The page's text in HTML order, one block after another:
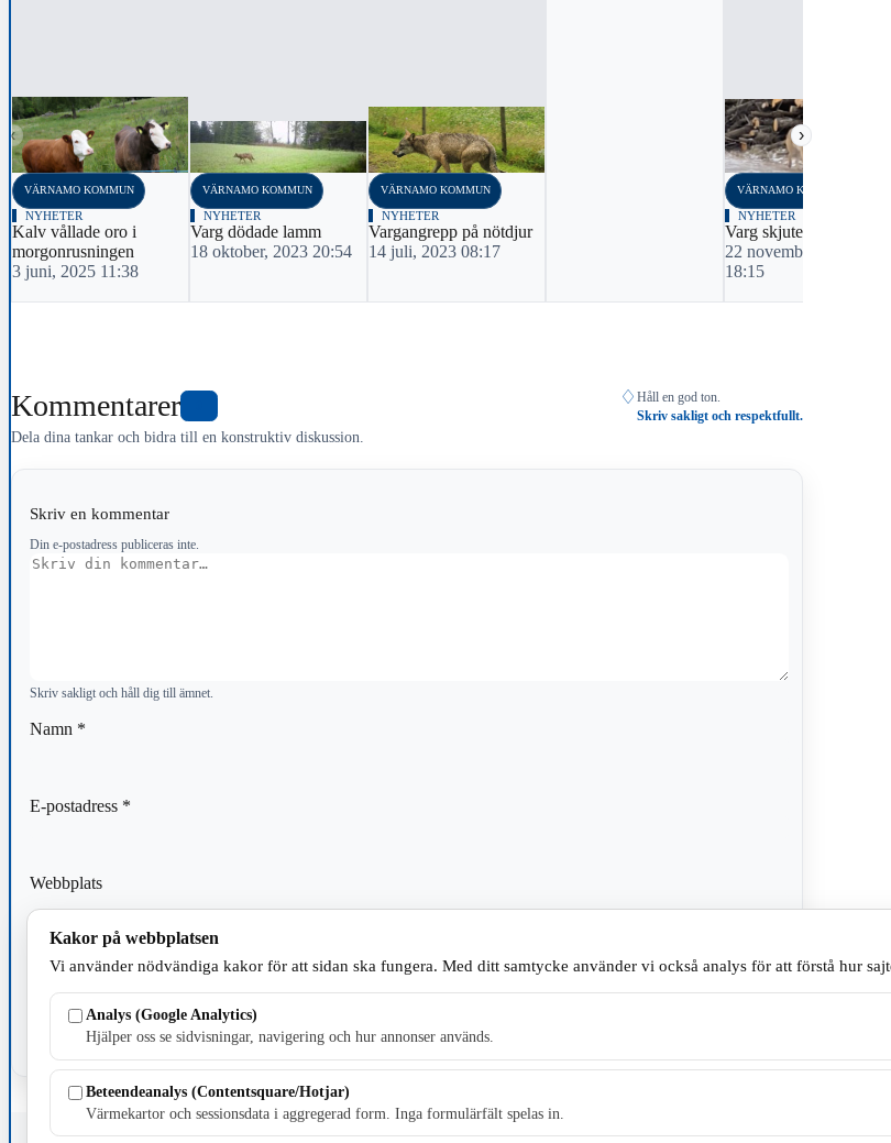
‹ ›
VÄRNAMO KOMMUN
NYHETER
Kalv vållade oro i
morgonrusningen
3 juni, 2025 11:38
VÄRNAMO KOMMUN
NYHETER
Varg dödade lamm
18 oktober, 2023 20:54
VÄRNAMO KOMMUN
NYHETER
Vargangrepp på nötdjur
14 juli, 2023 08:17
VÄRNAMO KOMMUN
NYHETER
Varg skjuten i Ljungby
22 november, 2022
18:15
Kommentarer
Dela dina tankar och bidra till en konstruktiv diskussion.
♢ Håll en god ton.
Skriv sakligt och respektfullt.
Skriv en kommentar
Din e-postadress publiceras inte.
Kommentar
Skriv sakligt och håll dig till ämnet.
Namn *
E-postadress *
Webbplats
Spara mitt namn, min e-postadress och webbplats i denna webbläsare till nästa gång jag skriver en
Fristående webbtidningsföretag grundat 1991 som sedan 2002 ger ut tidningen Skillingaryd.nu och 2010 lanserades
Kakor på webbplatsen
Vi använder nödvändiga kakor för att sidan ska fungera. Med ditt samtycke använder vi också analys för att förstå hur
Analys (Google Analytics)
Hjälper oss se sidvisningar, navigering och hur annonser används.
Beteendeanalys (Contentsquare/Hotjar)
Värmekartor och sessionsdata i aggregerad form. Inga formulärfält spelas in.